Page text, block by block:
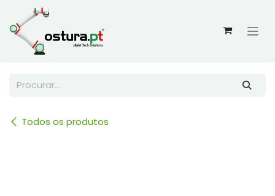
Skip to Content
Todos os produtos